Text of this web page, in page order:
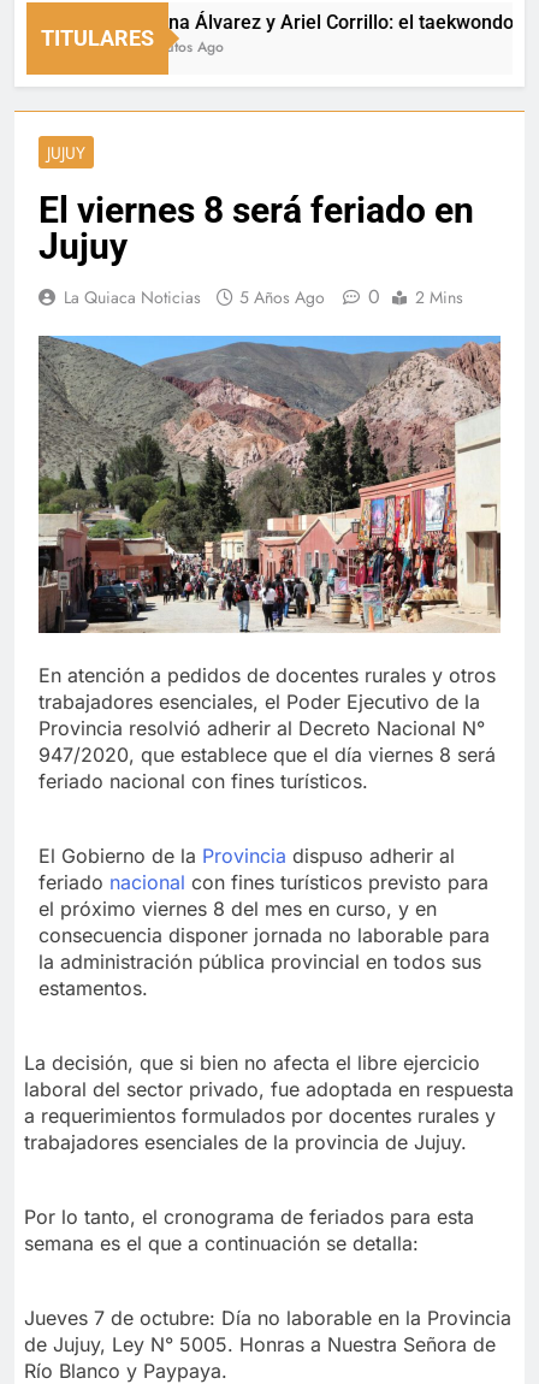
TITULARES
Luciana Álvarez y Ariel Corrillo: el taekwondo de
16 Minutos Ago
JUJUY
El viernes 8 será feriado en
Jujuy
La Quiaca Noticias 5 Años Ago 0 2 Mins
En atención a pedidos de docentes rurales y otros
trabajadores esenciales, el Poder Ejecutivo de la
Provincia resolvió adherir al Decreto Nacional N°
947/2020, que establece que el día viernes 8 será
feriado nacional con fines turísticos.
El Gobierno de la Provincia dispuso adherir al
feriado nacional con fines turísticos previsto para
el próximo viernes 8 del mes en curso, y en
consecuencia disponer jornada no laborable para
la administración pública provincial en todos sus
estamentos.
La decisión, que si bien no afecta el libre ejercicio
laboral del sector privado, fue adoptada en respuesta
a requerimientos formulados por docentes rurales y
trabajadores esenciales de la provincia de Jujuy.
Por lo tanto, el cronograma de feriados para esta
semana es el que a continuación se detalla:
Jueves 7 de octubre: Día no laborable en la Provincia
de Jujuy, Ley N° 5005. Honras a Nuestra Señora de
Río Blanco y Paypaya.